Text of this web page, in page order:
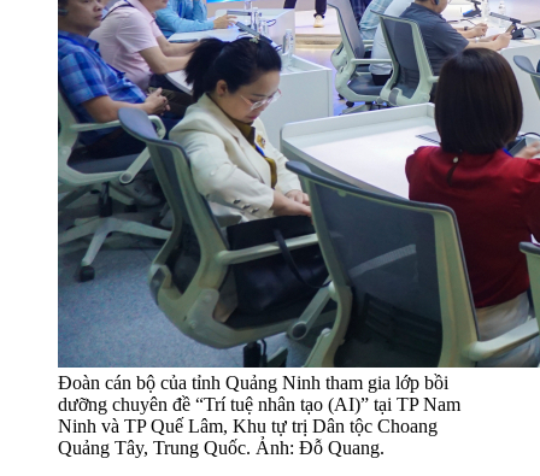
Đoàn cán bộ của tỉnh Quảng Ninh tham gia lớp bồi
dưỡng chuyên đề “Trí tuệ nhân tạo (AI)” tại TP Nam
Ninh và TP Quế Lâm, Khu tự trị Dân tộc Choang
Quảng Tây, Trung Quốc. Ảnh: Đỗ Quang.